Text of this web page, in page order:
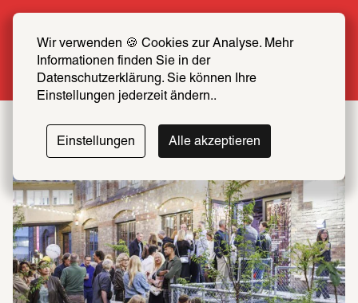
Wir verwenden 🍪 Cookies zur Analyse. Mehr
Informationen finden Sie in der
Datenschutzerklärung. Sie können Ihre
Einstellungen jederzeit ändern..
Einstellungen Alle akzeptieren
SCHIRN FREUND*IN werden
Mehr erfahren
Rænah
© Janina Jackson